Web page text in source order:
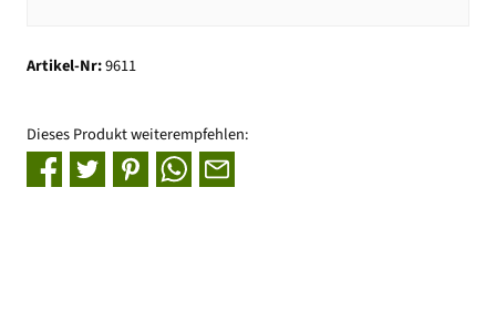
Artikel-Nr:9611
Dieses Produkt weiterempfehlen: